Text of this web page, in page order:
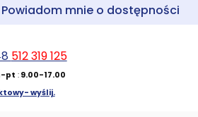
Powiadom mnie o dostępności
512 319 125
pt :9.00-17.00
wyślij.